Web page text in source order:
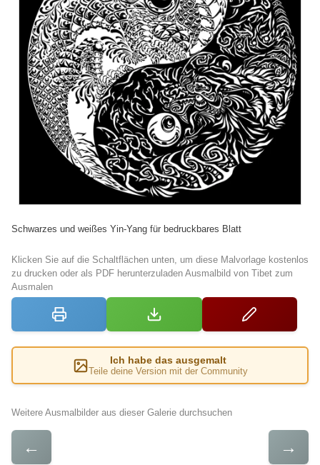
Schwarzes und weißes Yin-Yang für bedruckbares Blatt
Klicken Sie auf die Schaltflächen unten, um diese Malvorlage kostenlos
zu drucken oder als PDF herunterzuladen Ausmalbild von Tibet zum
Ausmalen
Ich habe das ausgemalt
Teile deine Version mit der Community
Weitere Ausmalbilder aus dieser Galerie durchsuchen
← →